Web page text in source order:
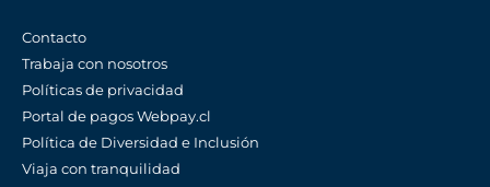
Contacto
Trabaja con nosotros
Políticas de privacidad
Portal de pagos Webpay.cl
Política de Diversidad e Inclusión
Viaja con tranquilidad